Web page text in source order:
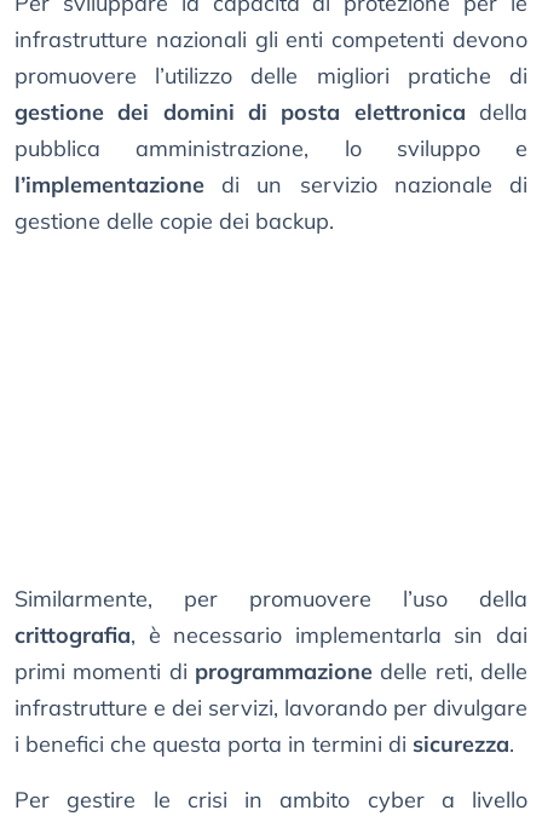
infrastrutture nazionali gli enti competenti devono
promuovere l’utilizzo delle migliori pratiche di
gestione dei domini di posta elettronica della
pubblica amministrazione, lo sviluppo e
l’implementazione di un servizio nazionale di
gestione delle copie dei backup.
Similarmente, per promuovere l’uso della
crittografia, è necessario implementarla sin dai
primi momenti di programmazione delle reti, delle
infrastrutture e dei servizi, lavorando per divulgare
i benefici che questa porta in termini di sicurezza.
Per gestire le crisi in ambito cyber a livello